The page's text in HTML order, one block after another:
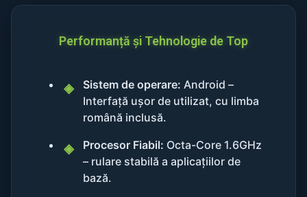
Performanță și Tehnologie de Top
Sistem de operare: Android –
Interfață ușor de utilizat, cu limba
română inclusă.
Procesor Fiabil: Octa-Core 1.6GHz
– rulare stabilă a aplicațiilor de
bază.